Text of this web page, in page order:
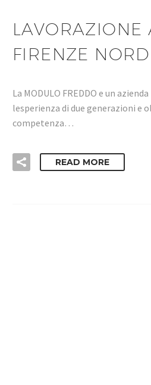
LAVORAZIONE
FIRENZE NORD
La MODULO FREDDO e un
lesperienza di due generazioni e
competenza…
READ MORE